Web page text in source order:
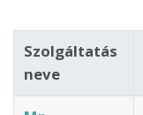
Szolgáltatás
neve